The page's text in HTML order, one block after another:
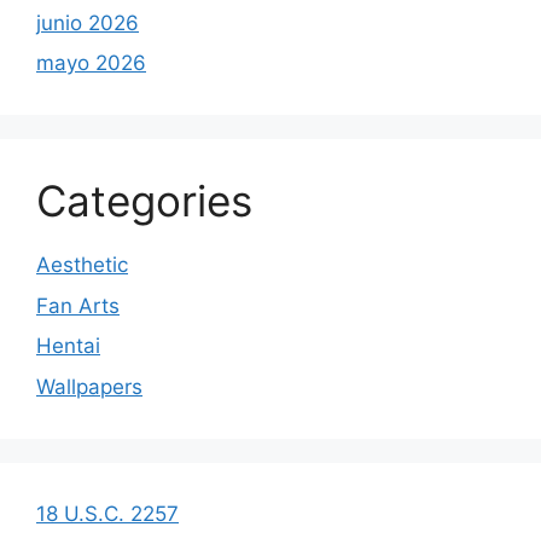
junio 2026
mayo 2026
Categories
Aesthetic
Fan Arts
Hentai
Wallpapers
18 U.S.C. 2257